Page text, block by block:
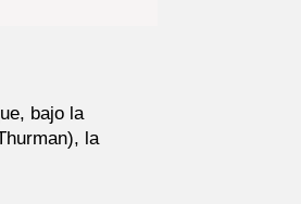
bajo la
la